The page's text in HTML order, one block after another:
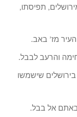
תפיסתו,
מז’ באב.
והרעב לבבל.
שישמשו
אל בבל.